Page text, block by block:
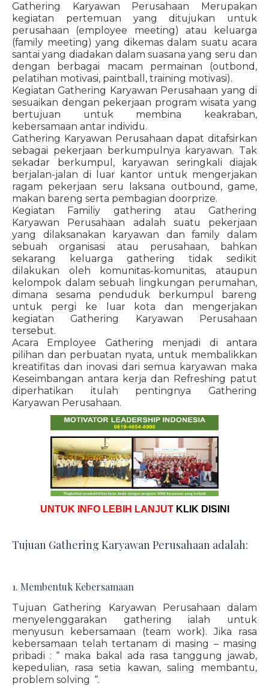
Gathering Karyawan Perusahaan Merupakan
kegiatan pertemuan yang ditujukan untuk
perusahaan (employee meeting) atau keluarga
(family meeting) yang dikemas dalam suatu acara
santai yang diadakan dalam suasana yang seru dan
dengan berbagai macam permainan (outbond,
pelatihan motivasi, paintball, training motivasi).
Kegiatan Gathering Karyawan Perusahaan yang di
sesuaikan dengan pekerjaan program wisata yang
bertujuan untuk membina keakraban,
kebersamaan antar individu.
Gathering Karyawan Perusahaan dapat ditafsirkan
sebagai pekerjaan berkumpulnya karyawan. Tak
sekadar berkumpul, karyawan seringkali diajak
berjalan-jalan di luar kantor untuk mengerjakan
ragam pekerjaan seru laksana outbound, game,
makan bareng serta pembagian doorprize.
Kegiatan Familiy gathering atau Gathering
Karyawan Perusahaan adalah suatu pekerjaan
yang dilaksanakan karyawan dan family dalam
sebuah organisasi atau perusahaan, bahkan
sekarang keluarga gathering tidak sedikit
dilakukan oleh komunitas-komunitas, ataupun
kelompok dalam sebuah lingkungan perumahan,
dimana sesama penduduk berkumpul bareng
untuk pergi ke luar kota dan mengerjakan
kegiatan Gathering Karyawan Perusahaan
tersebut.
Acara Employee Gathering menjadi di antara
pilihan dan perbuatan nyata, untuk membalikkan
kreatifitas dan inovasi dari semua karyawan maka
Keseimbangan antara kerja dan Refreshing patut
diperhatikan itulah pentingnya Gathering
Karyawan Perusahaan.
UNTUK INFO LEBIH LANJUT KLIK DISINI
Tujuan Gathering Karyawan Perusahaan adalah:
1. Membentuk Kebersamaan
Tujuan Gathering Karyawan Perusahaan dalam
menyelenggarakan gathering ialah untuk
menyusun kebersamaan (team work). Jika rasa
kebersamaan telah tertanam di masing – masing
pribadi : “ maka bakal ada rasa tanggung jawab,
kepedulian, rasa setia kawan, saling membantu,
problem solving “.